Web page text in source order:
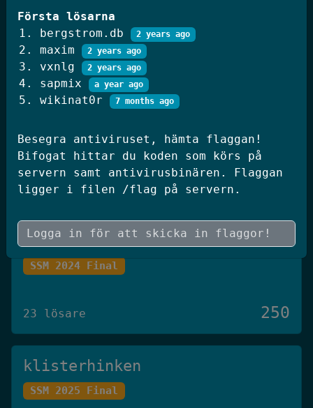
Knäck Koden 2025
20 lösare
SSM 2026 Kval
19 lösare
Skógræktin
SSM 2024 Final
23 lösare 250
klisterhinken
SSM 2025 Final
Besegra antiviruset, hämta flaggan!
Bifogat hittar du koden som körs på
servern samt antivirusbinären. Flaggan
ligger i filen /flag på servern.
Första lösarna
bergstrom.db
2 years ago
maxim 2 years ago
vxnlg 2 years ago
sapmix a year ago
wikinat0r 7 months ago